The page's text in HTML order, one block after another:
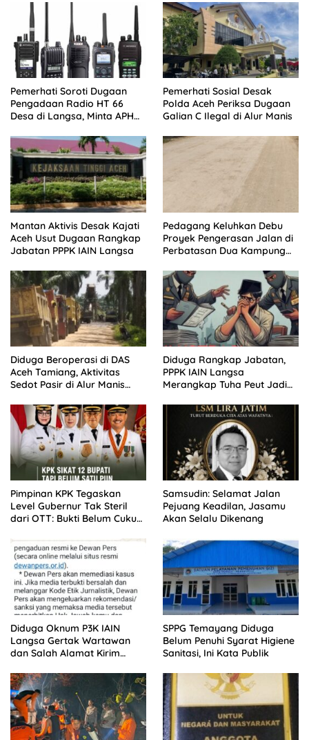
Pemerhati Soroti Dugaan
Pengadaan Radio HT 66
Desa di Langsa, Minta APH
Pemerhati Sosial Desak
Polda Aceh Periksa Dugaan
Galian C Ilegal di Alur Manis
Mantan Aktivis Desak Kajati
Aceh Usut Dugaan Rangkap
Jabatan PPPK IAIN Langsa
Pedagang Keluhkan Debu
Proyek Pengerasan Jalan di
Perbatasan Dua Kampung
Diduga Beroperasi di DAS
Aceh Tamiang, Aktivitas
Sedot Pasir di Alur Manis
Diduga Rangkap Jabatan,
PPPK IAIN Langsa
Merangkap Tuha Peut Jadi
Pimpinan KPK Tegaskan
Level Gubernur Tak Steril
dari OTT: Bukti Belum Cukup,
Samsudin: Selamat Jalan
Pejuang Keadilan, Jasamu
Akan Selalu Dikenang
Diduga Oknum P3K IAIN
Langsa Gertak Wartawan
dan Salah Alamat Kirim
SPPG Temayang Diduga
Belum Penuhi Syarat Higiene
Sanitasi, Ini Kata Publik